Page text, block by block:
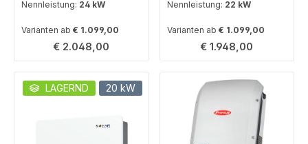
Nennleistung: 24 kW
Varianten ab € 1.099,00
Regulärer Preis:
€ 2.048,00
Nennleistung: 22 kW
Varianten ab € 1.099,00
Regulärer Preis:
€ 1.948,00
LAGERND 20 kW